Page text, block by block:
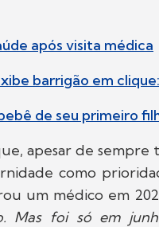
após visita médica
barrigão em
de seu primeiro
apesar de sempre
como
um médico em
Mas foi só em